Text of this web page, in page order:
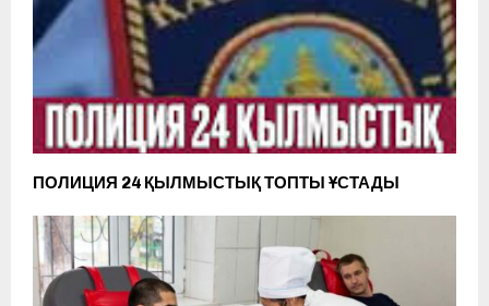
ПОЛИЦИЯ 24 ҚЫЛМЫСТЫҚ ТОПТЫ ҰСТАДЫ